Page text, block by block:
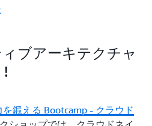
ブアーキテクチャ
!
を鍛える Bootcamp - クラウド